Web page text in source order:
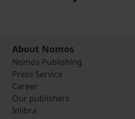
About Nomos
Nomos Publishing
Press Service
Career
Our publishers
Inlibra